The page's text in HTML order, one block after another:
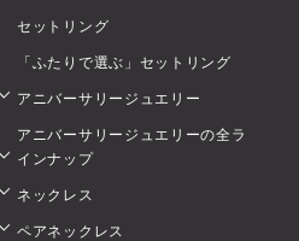
セットリング
「ふたりで選ぶ」セットリング
アニバーサリージュエリー
アニバーサリージュエリーの全ラ
インナップ
ネックレス
ペアネックレス